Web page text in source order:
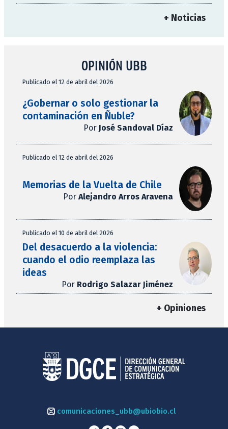
+ Noticias
OPINIÓN UBB
Publicado el 12 de abril del 2026
¿Gobernar o solo gestionar la
contaminación en Ñuble?
Por José Sandoval Díaz
Publicado el 12 de abril del 2026
Memorias de la Vuelta de Chile
Por Alejandro Arros Aravena
Publicado el 10 de abril del 2026
Del desacuerdo a la violencia:
cuando el odio reemplaza las
ideas
Por Rodrigo Salazar Jiménez
+ Opiniones
comunicaciones_ubb@ubiobio.cl